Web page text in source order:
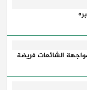
الشائعات فريضة